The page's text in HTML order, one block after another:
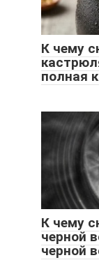
К чему
полная
К чему
черной
черной